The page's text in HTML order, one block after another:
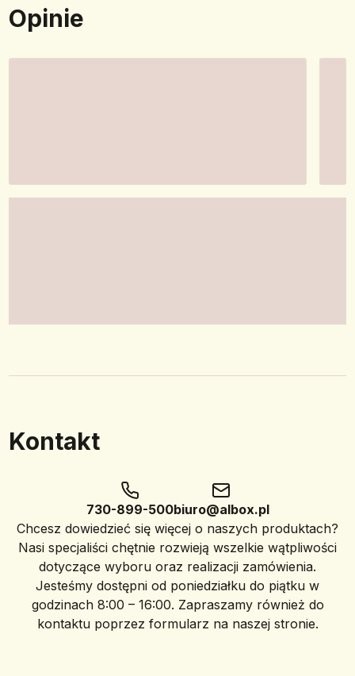
Opinie
Kontakt
730-899-500biuro@albox.pl
Chcesz dowiedzieć się więcej o naszych produktach?
Nasi specjaliści chętnie rozwieją wszelkie wątpliwości
dotyczące wyboru oraz realizacji zamówienia.
Jesteśmy dostępni od poniedziałku do piątku w
godzinach 8:00 – 16:00. Zapraszamy również do
kontaktu poprzez formularz na naszej stronie.